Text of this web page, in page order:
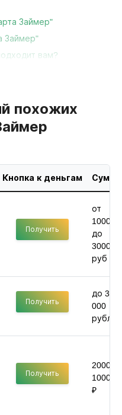
Займер"
Займер"
вам?
похожих
Кнопка к деньгам Сумма
Получить
от
1000
до
30000
руб
Получить
до 30
000
рублей
Получить
2000 -
100000
₽